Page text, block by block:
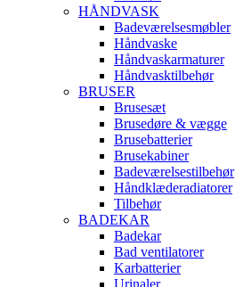
HÅNDVASK
Badeværelsesmøbler
Håndvaske
Håndvaskarmaturer
Håndvasktilbehør
BRUSER
Brusesæt
Brusedøre & vægge
Brusebatterier
Brusekabiner
Badeværelsestilbehør
Håndklæderadiatorer
Tilbehør
BADEKAR
Badekar
Bad ventilatorer
Karbatterier
Urinaler